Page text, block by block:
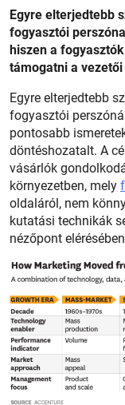
Egyre elterjedtebb
fogyasztói
hiszen a
támogatni a
Egyre elterjedtebb
fogyasztói
pontosabb
döntéshozatalt. A
vásárlók
környezetben, mely
oldaláról, nem
kutatási technikák
nézőpont